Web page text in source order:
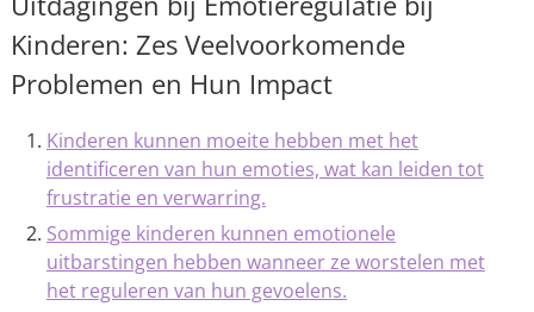
Kinderen: Zes Veelvoorkomende
Problemen en Hun Impact
Kinderen kunnen moeite hebben met het
identificeren van hun emoties, wat kan leiden tot
frustratie en verwarring.
Sommige kinderen kunnen emotionele
uitbarstingen hebben wanneer ze worstelen met
het reguleren van hun gevoelens.